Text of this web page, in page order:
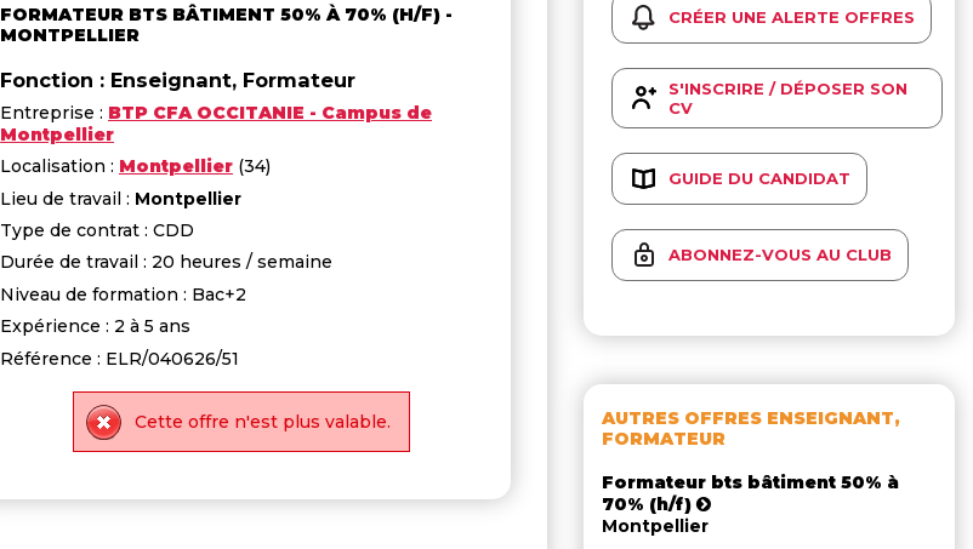
FORMATEUR BTS BÂTIMENT 50% À 70% (H/F) -
MONTPELLIER
Fonction : Enseignant, Formateur
Entreprise : BTP CFA OCCITANIE - Campus de
Montpellier
Localisation : Montpellier (34)
Lieu de travail : Montpellier
Type de contrat : CDD
Durée de travail : 20 heures / semaine
Niveau de formation : Bac+2
Expérience : 2 à 5 ans
Référence : ELR/040626/51
Cette offre n'est plus valable.
CRÉER UNE ALERTE OFFRES
S'INSCRIRE / DÉPOSER SON
CV
GUIDE DU CANDIDAT
ABONNEZ-VOUS AU CLUB
AUTRES OFFRES ENSEIGNANT,
FORMATEUR
Formateur bts bâtiment 50% à
70% (h/f)
Montpellier